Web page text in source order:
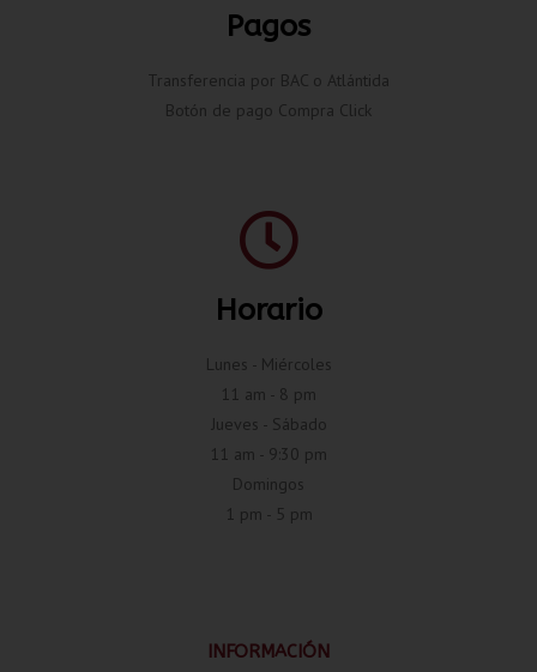
Pagos
Transferencia por BAC o Atlántida
Botón de pago Compra Click
Horario
Lunes - Miércoles
11 am - 8 pm
Jueves - Sábado
11 am - 9:30 pm
Domingos
1 pm - 5 pm
INFORMACIÓN